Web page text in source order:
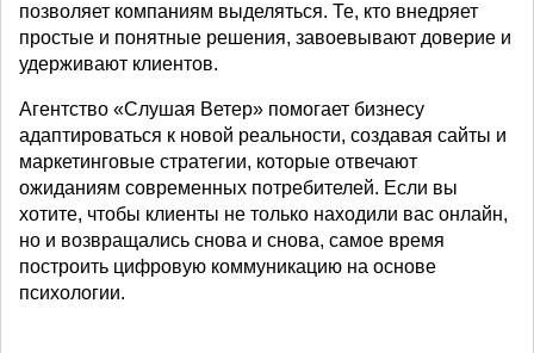
позволяет компаниям выделяться. Те, кто внедряет
простые и понятные решения, завоевывают доверие и
удерживают клиентов.
Агентство «Слушая Ветер» помогает бизнесу
адаптироваться к новой реальности, создавая сайты и
маркетинговые стратегии, которые отвечают
ожиданиям современных потребителей. Если вы
хотите, чтобы клиенты не только находили вас онлайн,
но и возвращались снова и снова, самое время
построить цифровую коммуникацию на основе
психологии.